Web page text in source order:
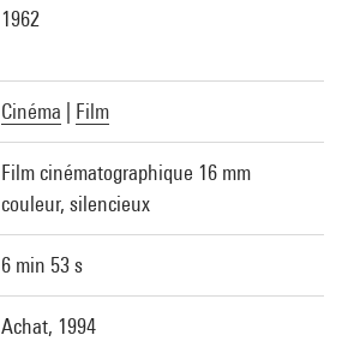
1962
Cinéma Film
Film cinématographique 16 mm
couleur, silencieux
6 min 53 s
Achat, 1994